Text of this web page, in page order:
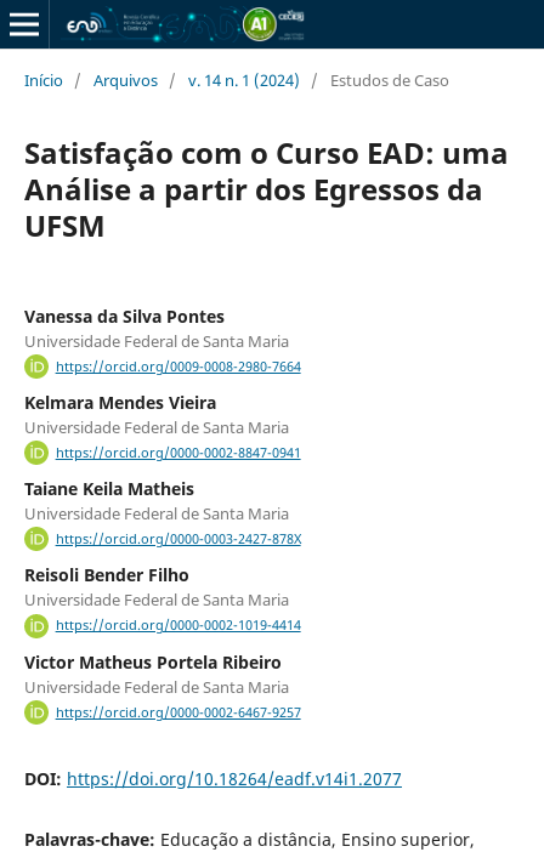
Início / Arquivos / v. 14 n. 1 (2024) / Estudos de Caso
Satisfação com o Curso EAD: uma
Análise a partir dos Egressos da
UFSM
Vanessa da Silva Pontes
Universidade Federal de Santa Maria
https://orcid.org/0009-0008-2980-7664
Kelmara Mendes Vieira
Universidade Federal de Santa Maria
https://orcid.org/0000-0002-8847-0941
Taiane Keila Matheis
Universidade Federal de Santa Maria
https://orcid.org/0000-0003-2427-878X
Reisoli Bender Filho
Universidade Federal de Santa Maria
https://orcid.org/0000-0002-1019-4414
Victor Matheus Portela Ribeiro
Universidade Federal de Santa Maria
https://orcid.org/0000-0002-6467-9257
DOI: https://doi.org/10.18264/eadf.v14i1.2077
Palavras-chave: Educação a distância, Ensino superior,